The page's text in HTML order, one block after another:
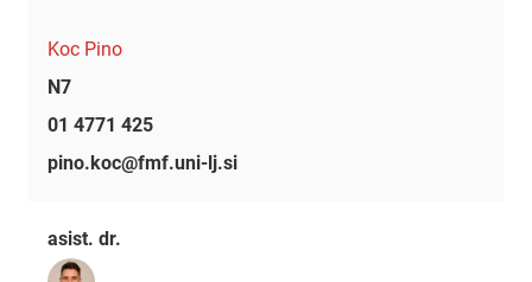
Koc Pino
N7
01 4771 425
pino.koc@fmf.uni-lj.si
asist. dr.